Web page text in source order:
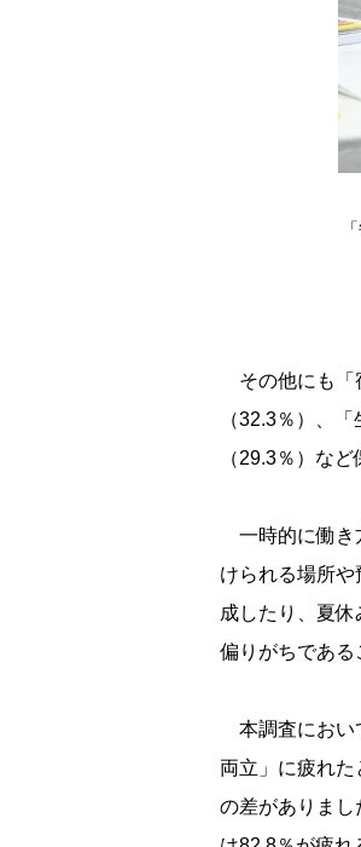
その他にも「
（32.3％）、
（29.3％）な
一時的に働き
けられる場所
成したり、夏
偏りがちである
本調査におい
両立」に疲れ
の差がありま